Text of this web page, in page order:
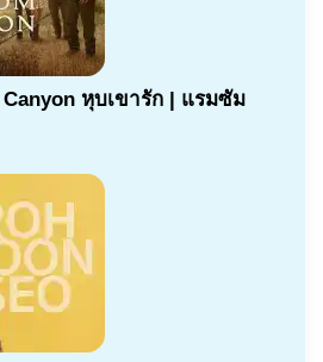
หุบเขารัก | แรมซัม